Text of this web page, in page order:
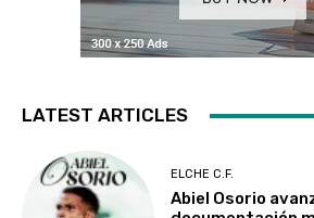
LATEST ARTICLES
ELCHE C.F.
Abiel Osorio